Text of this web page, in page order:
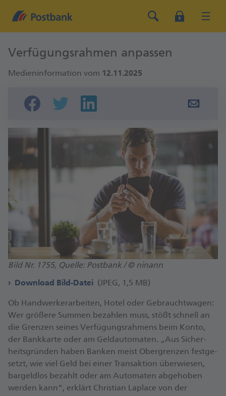
Verfügungsrahmen anpassen
Medieninformation vom 12.11.2025
Bild Nr. 1755, Quelle: Postbank / © ninann
Download Bild-Datei (JPEG, 1,5 MB)
Ob Hand­wer­ker­ar­bei­ten, Ho­tel oder Ge­braucht­wa­gen:
Wer grö­ße­re Sum­men be­zah­len muss, stö­ßt schnell an
die Gren­zen sei­nes Ver­fü­gungs­rah­mens beim Kon­to,
der Bank­kar­te oder am Geld­au­to­ma­ten. „Aus Si­cher­
heits­grün­den ha­ben Ban­ken meist Ober­gren­zen fest­ge­
setzt, wie viel Geld bei ei­ner Trans­ak­ti­on über­wie­sen,
bar­geld­los be­zahlt oder am Au­to­ma­ten ab­ge­ho­ben
wer­den kan­n“, er­klärt Chris­ti­an La­place von der